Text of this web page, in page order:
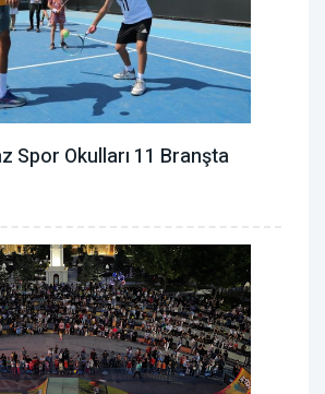
Spor Okulları 11 Branşta